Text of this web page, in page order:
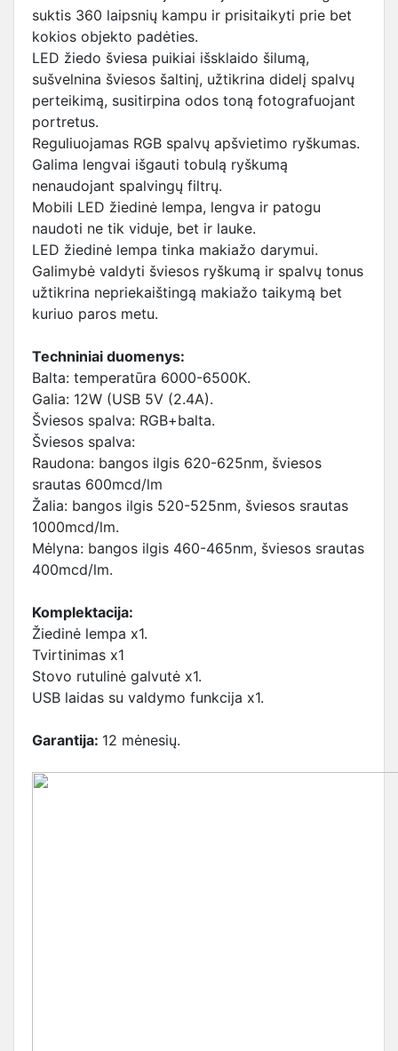
suktis 360 laipsnių kampu ir prisitaikyti prie bet
kokios objekto padėties.
LED žiedo šviesa puikiai išsklaido šilumą,
sušvelnina šviesos šaltinį, užtikrina didelį spalvų
perteikimą, susitirpina odos toną fotografuojant
portretus.
Reguliuojamas RGB spalvų apšvietimo ryškumas.
Galima lengvai išgauti tobulą ryškumą
nenaudojant spalvingų filtrų.
Mobili LED žiedinė lempa, lengva ir patogu
naudoti ne tik viduje, bet ir lauke.
LED žiedinė lempa tinka makiažo darymui.
Galimybė valdyti šviesos ryškumą ir spalvų tonus
užtikrina nepriekaištingą makiažo taikymą bet
kuriuo paros metu.
Techniniai duomenys:
Balta: temperatūra 6000-6500K.
Galia: 12W (USB 5V (2.4A).
Šviesos spalva: RGB+balta.
Šviesos spalva:
Raudona: bangos ilgis 620-625nm, šviesos
srautas 600mcd/lm
Žalia: bangos ilgis 520-525nm, šviesos srautas
1000mcd/lm.
Mėlyna: bangos ilgis 460-465nm, šviesos srautas
400mcd/lm.
Komplektacija:
Žiedinė lempa x1.
Tvirtinimas x1
Stovo rutulinė galvutė x1.
USB laidas su valdymo funkcija x1.
Garantija: 12 mėnesių.